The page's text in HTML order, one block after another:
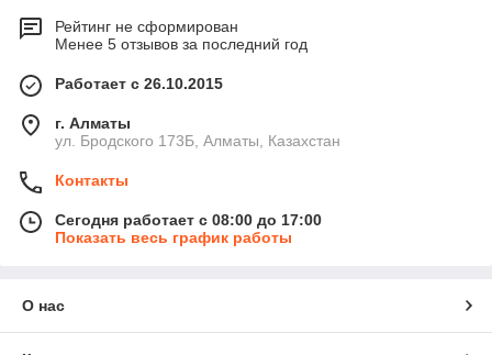
Рейтинг не сформирован
Менее 5 отзывов за последний год
Работает с 26.10.2015
г. Алматы
ул. Бродского 173Б, Алматы, Казахстан
Контакты
Сегодня работает с 08:00 до 17:00
Показать весь график работы
О нас